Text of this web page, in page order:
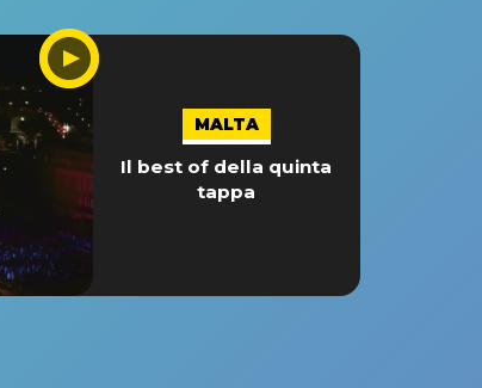
MALTA
Il best of della quinta
tappa